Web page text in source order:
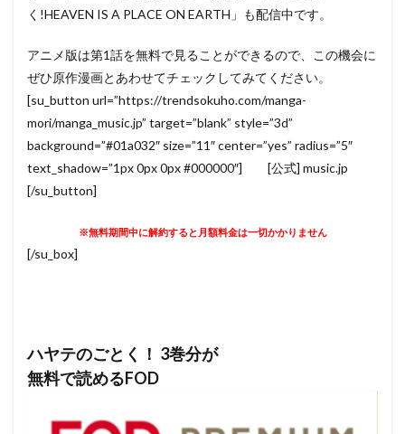
く!HEAVEN IS A PLACE ON EARTH」も配信中です。
アニメ版は第1話を無料で見ることができるので、この機会に
ぜひ原作漫画とあわせてチェックしてみてください。
[su_button url=”https://trendsokuho.com/manga-
mori/manga_music.jp” target=”blank” style=”3d”
background=”#01a032″ size=”11″ center=”yes” radius=”5″
text_shadow=”1px 0px 0px #000000″] [公式] music.jp
[/su_button]
※無料期間中に解約すると月額料金は一切かかりません
[/su_box]
ハヤテのごとく！ 3巻分が
無料で読めるFOD